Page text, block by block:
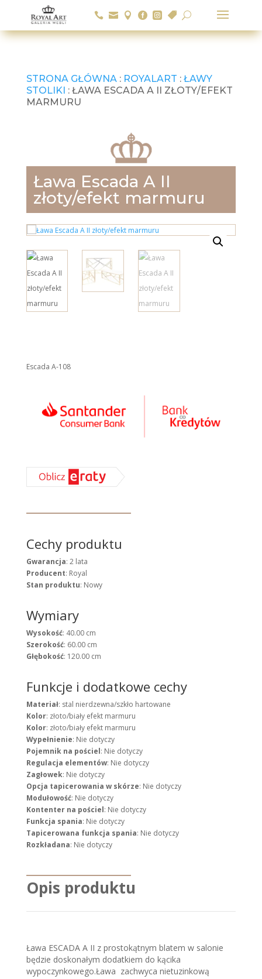
      U
STRONA GŁÓWNA: ROYALART : ŁAWY
STOLIKI : ŁAWA ESCADA A II ZŁOTY/EFEKT
MARMURU
Ława Escada A II
złoty/efekt marmuru
Escada A-108
Cechy produktu
Gwarancja: 2 lata
Producent: Royal
Stan produktu: Nowy
Wymiary
Wysokość: 40.00 cm
Szerokość: 60.00 cm
Głębokość: 120.00 cm
Funkcje i dodatkowe cechy
Materiał: stal nierdzewna/szkło hartowane
Kolor: złoto/biały efekt marmuru
Kolor: złoto/biały efekt marmuru
Wypełnienie: Nie dotyczy
Pojemnik na pościel: Nie dotyczy
Regulacja elementów: Nie dotyczy
Zagłowek: Nie dotyczy
Opcja tapicerowania w skórze: Nie dotyczy
Modułowość: Nie dotyczy
Kontenter na pościel: Nie dotyczy
Funkcja spania: Nie dotyczy
Tapicerowana funkcja spania: Nie dotyczy
Rozkładana: Nie dotyczy
Opis produktu
Ława ESCADA A II z prostokątnym blatem w salonie
będzie doskonałym dodatkiem do kącika
wypoczynkowego.Ława zachwyca nietuzinkową